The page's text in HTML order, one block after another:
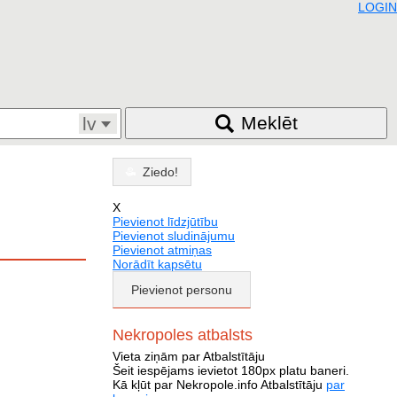
LOGIN
lv Meklēt
Ziedo!
X
Pievienot līdzjūtību
Pievienot sludinājumu
Pievienot atmiņas
Norādīt kapsētu
Pievienot personu
Nekropoles atbalsts
Vieta ziņām par Atbalstītāju
Šeit iespējams ievietot 180px platu baneri.
Kā kļūt par Nekropole.info Atbalstītāju par